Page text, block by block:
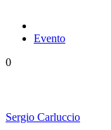
Evento
0
Sergio Carluccio